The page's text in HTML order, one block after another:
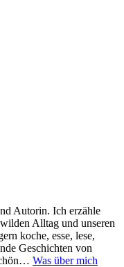
Autorin. Ich erzähle
Alltag und unseren
koche, esse, lese,
Geschichten von
Was über mich